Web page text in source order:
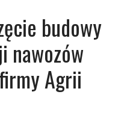
budowy
nawozów
Agrii